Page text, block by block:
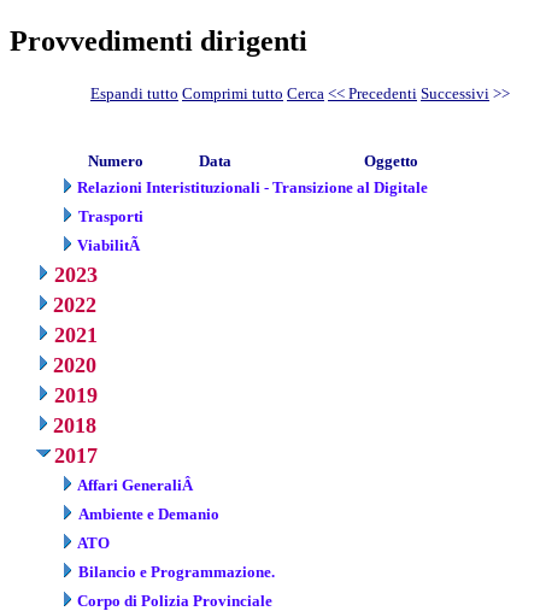
Provvedimenti dirigenti
Espandi tutto Comprimi tutto Cerca << Precedenti Successivi >>
Numero Data
Oggetto
Relazioni Interistituzionali - Transizione al Digitale
Trasporti
ViabilitÃ
2023
2022
2021
2020
2019
2018
2017
Affari GeneraliÂ
Ambiente e Demanio
ATO
Bilancio e Programmazione.
Corpo di Polizia Provinciale